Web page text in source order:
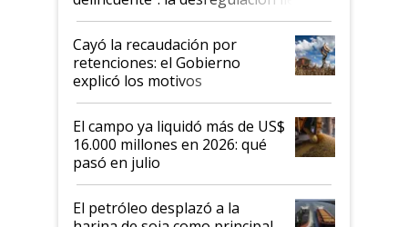
al Congreso Aapresid y hasta se
habló del financiamiento al IPCVA
Cayó la recaudación por
retenciones: el Gobierno
explicó los motivos
El campo ya liquidó más de US$
16.000 millones en 2026: qué
pasó en julio
El petróleo desplazó a la